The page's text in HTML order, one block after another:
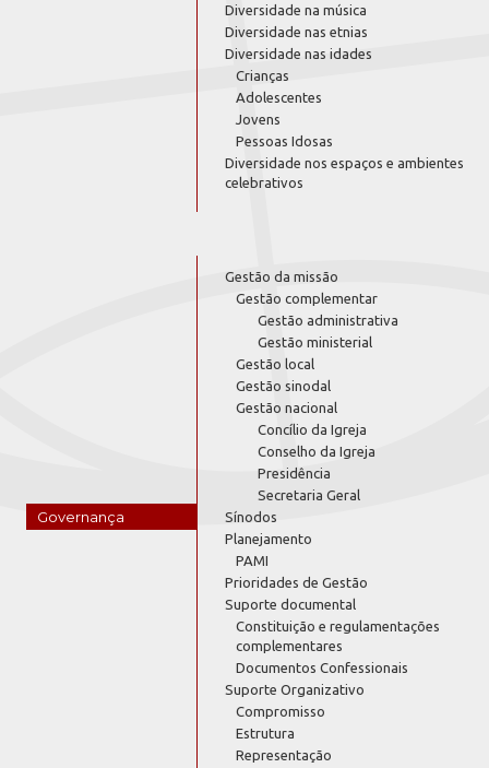
Diversidade na música
Diversidade nas etnias
Diversidade nas idades
Crianças
Adolescentes
Jovens
Pessoas Idosas
Diversidade nos espaços e ambientes
celebrativos
Governança
Gestão da missão
Gestão complementar
Gestão administrativa
Gestão ministerial
Gestão local
Gestão sinodal
Gestão nacional
Concílio da Igreja
Conselho da Igreja
Presidência
Secretaria Geral
Sínodos
Planejamento
PAMI
Prioridades de Gestão
Suporte documental
Constituição e regulamentações
complementares
Documentos Confessionais
Suporte Organizativo
Compromisso
Estrutura
Representação